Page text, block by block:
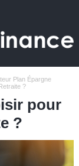
Plan Épargne
?
pour
?